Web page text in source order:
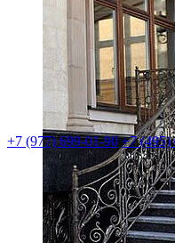
+7 (977) 699-01-90 +7 (495)